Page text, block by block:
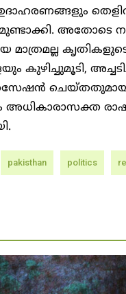
അതോടെ
കുഴിച്ചുമൂടി,
അധികാരാസക്ത
pakisthan politics